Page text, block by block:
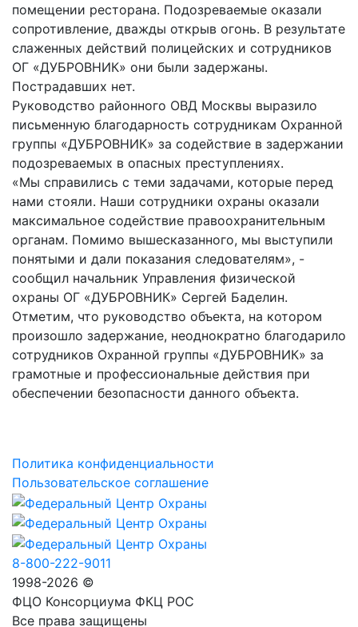
помещении ресторана. Подозреваемые оказали
сопротивление, дважды открыв огонь. В результате
слаженных действий полицейских и сотрудников
ОГ «ДУБРОВНИК» они были задержаны.
Пострадавших нет.
Руководство районного ОВД Москвы выразило
письменную благодарность сотрудникам Охранной
группы «ДУБРОВНИК» за содействие в задержании
подозреваемых в опасных преступлениях.
«Мы справились с теми задачами, которые перед
нами стояли. Наши сотрудники охраны оказали
максимальное содействие правоохранительным
органам. Помимо вышесказанного, мы выступили
понятыми и дали показания следователям», -
сообщил начальник Управления физической
охраны ОГ «ДУБРОВНИК» Сергей Баделин.
Отметим, что руководство объекта, на котором
произошло задержание, неоднократно благодарило
сотрудников Охранной группы «ДУБРОВНИК» за
грамотные и профессиональные действия при
обеспечении безопасности данного объекта.
Политика конфиденциальности
Пользовательское соглашение
8-800-222-9011
1998-2026 ©
ФЦО Консорциума ФКЦ РОС
Все права защищены